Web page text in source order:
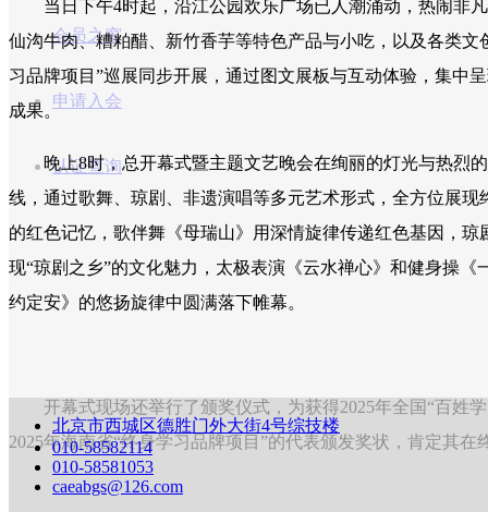
会员之窗
申请入会
认证查询
当日下午4时起，沿江公园欢乐广场已人潮涌动，热闹非凡
仙沟牛肉、糟粕醋、新竹香芋等特色产品与小吃，以及各类
习品牌项目”巡展同步开展，通过图文展板与互动体验，集中
成果。
晚上8时，总开幕式暨主题文艺晚会在绚丽的灯光与热烈的
线，通过歌舞、琼剧、非遗演唱等多元艺术形式，全方位展
的红色记忆，歌伴舞《母瑞山》用深情旋律传递红色基因，
现“琼剧之乡”的文化魅力，太极表演《云水禅心》和健身操
约定安》的悠扬旋律中圆满落下帷幕。
开幕式现场还举行了颁奖仪式，为获得2025年全国“百姓学
2025年海南省“终身学习品牌项目”的代表颁发奖状，肯定其在
北京市西城区德胜门外大街4号综技楼
010-58582114
010-58581053
caeabgs@126.com